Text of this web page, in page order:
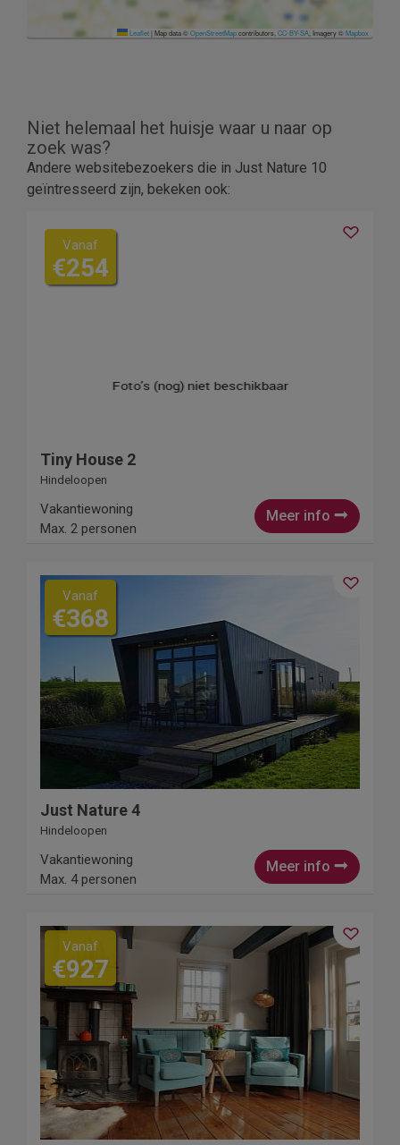
Leaflet|Map data ©OpenStreetMapcontributors,CC-BY-SA, Imagery ©Mapbox
Niet helemaal het huisje waar u naar op
zoek was?
Andere websitebezoekers die in Just Nature 10
geïntresseerd zijn, bekeken ook:
Vanaf
€254
Tiny House 2
Hindeloopen
Meer info
Vakantiewoning
Max. 2 personen
Vanaf
€368
Just Nature 4
Hindeloopen
Meer info
Vakantiewoning
Max. 4 personen
Vanaf
€927